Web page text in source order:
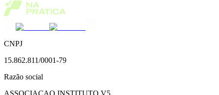
CNPJ
15.862.811/0001-79
Razão social
ASSOCIACAO INSTITUTO V5